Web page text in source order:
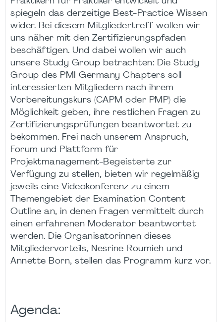
spiegeln das derzeitige Best-Practice Wissen
wider. Bei diesem Mitgliedertreff wollen wir
uns näher mit den Zertifizierungspfaden
beschäftigen. Und dabei wollen wir auch
unsere Study Group betrachten: Die Study
Group des PMI Germany Chapters soll
interessierten Mitgliedern nach ihrem
Vorbereitungskurs (CAPM oder PMP) die
Möglichkeit geben, ihre restlichen Fragen zu
Zertifizierungsprüfungen beantwortet zu
bekommen. Frei nach unserem Anspruch,
Forum und Plattform für
Projektmanagement-Begeisterte zur
Verfügung zu stellen, bieten wir regelmäßig
jeweils eine Videokonferenz zu einem
Themengebiet der Examination Content
Outline an, in denen Fragen vermittelt durch
einen erfahrenen Moderator beantwortet
werden. Die Organisatorinnen dieses
Mitgliedervorteils, Nesrine Roumieh und
Annette Born, stellen das Programm kurz vor.
Agenda: